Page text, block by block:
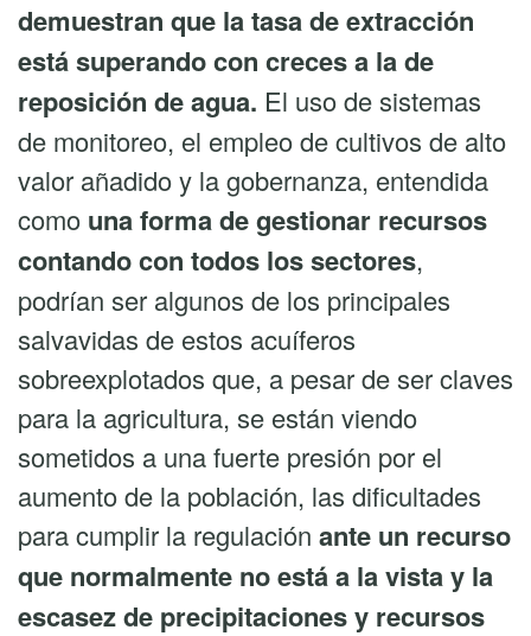
demuestran que la tasa de extracción
está superando con creces a la de
reposición de agua. El uso de sistemas
de monitoreo, el empleo de cultivos de alto
valor añadido y la gobernanza, entendida
como una forma de gestionar recursos
contando con todos los sectores,
podrían ser algunos de los principales
salvavidas de estos acuíferos
sobreexplotados que, a pesar de ser claves
para la agricultura, se están viendo
sometidos a una fuerte presión por el
aumento de la población, las dificultades
para cumplir la regulación ante un recurso
que normalmente no está a la vista y la
escasez de precipitaciones y recursos